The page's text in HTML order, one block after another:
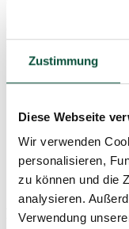
Zustimmung
Diese Webseite
Wir verwenden
personalisieren,
zu können und die
analysieren.
Verwendung
gewünschten Stelle
erhält. Ihr
haben.
Grüne, dicht mit
realistisches
Hergestellt aus
Schachtel
für alle
robuste
stabiler
Parameter